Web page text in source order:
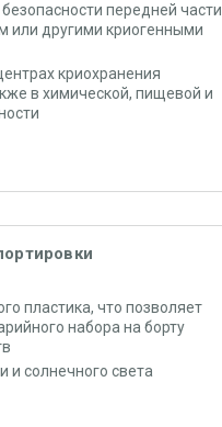
передней части
или другими криогенными
криохранения
в химической, пищевой и
пластика, что позволяет
набора на борту
и солнечного света